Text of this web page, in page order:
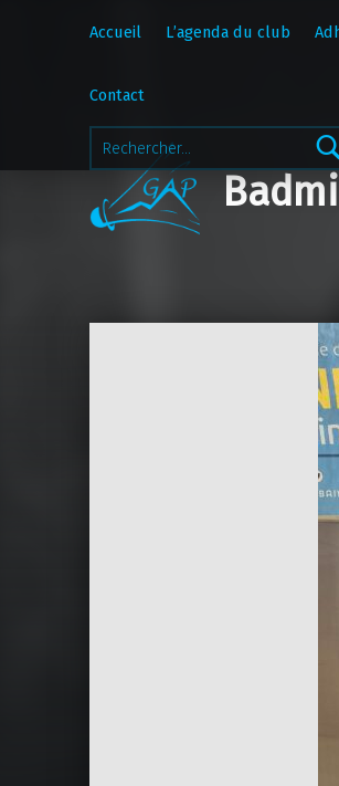
Rechercher :
Accueil L’agenda du club
Contact